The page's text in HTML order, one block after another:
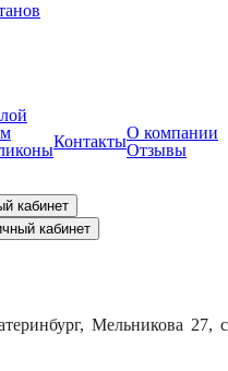
КонтактыО компании
Отзывы
кабинет
кабинет
Мельникова 27, с